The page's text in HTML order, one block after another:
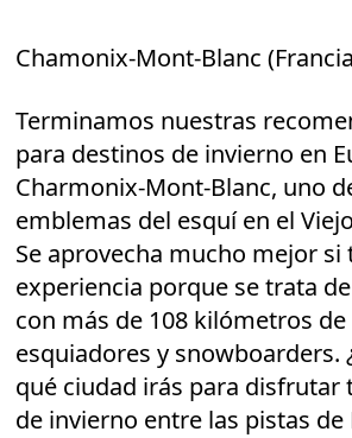
Chamonix-Mont-Blanc
Terminamos nuestras
para destinos de invierno en
Charmonix-Mont-Blanc, uno
emblemas del esquí en el
Se aprovecha mucho mejor si
experiencia porque se trata
con más de 108 kilómetros
esquiadores y snowboarders.
qué ciudad irás para disfrutar
de invierno entre las pistas de